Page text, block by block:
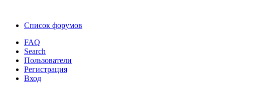
Список форумов
FAQ
Search
Пользователи
Регистрация
Вход